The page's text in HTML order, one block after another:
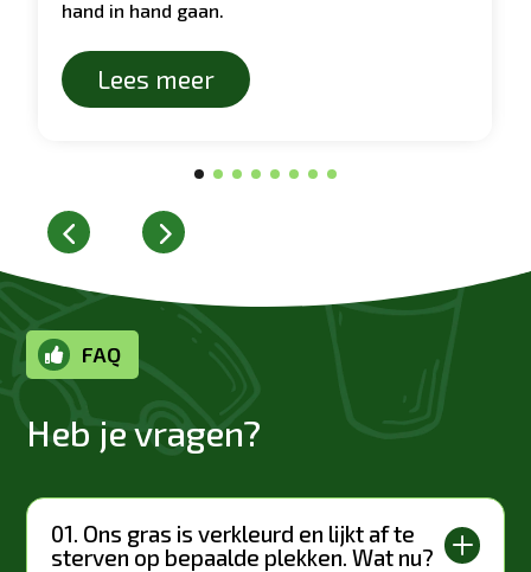
hand in hand gaan.
Lees meer
 FAQ
Heb je vragen?
01. Ons gras is verkleurd en lijkt af te
sterven op bepaalde plekken. Wat nu? L